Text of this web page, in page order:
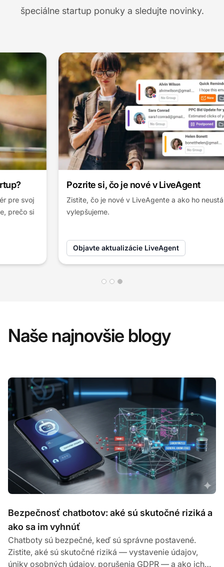
špeciálne startup ponuky a sledujte novinky.
Pozrite si, čo je nové v LiveAgent
Zistite, čo je nové v LiveAgente a ako ho neustále
vylepšujeme.
Objavte aktualizácie LiveAgent
Naše najnovšie blogy
Bezpečnosť chatbotov: aké sú skutočné riziká a
ako sa im vyhnúť
Chatboty sú bezpečné, keď sú správne postavené.
Zistite, aké sú skutočné riziká — vystavenie údajov,
úniky osobných údajov, porušenia GDPR — a ako ich